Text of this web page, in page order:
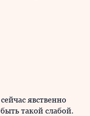
явственно
такой слабой.